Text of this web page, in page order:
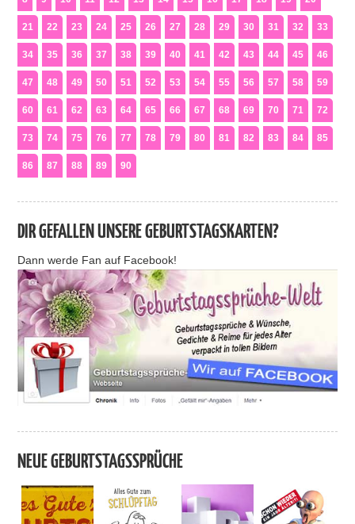
21 22 23 24 25 26 27 28 29 30 31 32 33
34 35 36 37 38 39 40 41 42 43 44 45 46
47 48 49 50 51 52 53 54 55 56 57 58 59
60 61 62 63 64 65 66 67 68 69 70 71 72
73 74 75 76 77 78 79 80 81 82 83 84 85
86 87 88 89 90
DIR GEFALLEN UNSERE GEBURTSTAGSKARTEN?
Dann werde Fan auf Facebook!
NEUE GEBURTSTAGSSPRÜCHE